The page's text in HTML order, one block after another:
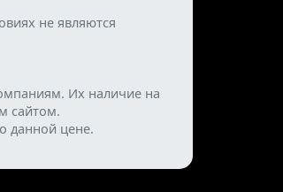
не являются
Их наличие на
сайтом.
данной цене.